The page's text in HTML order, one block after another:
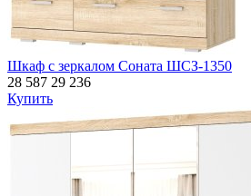
Шкаф с зеркалом Соната ШСЗ-1350
28 587 29 236
Купить